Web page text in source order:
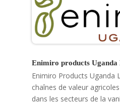
Enimiro products
Enimiro Products Uganda
chaînes de valeur
dans les secteurs de la